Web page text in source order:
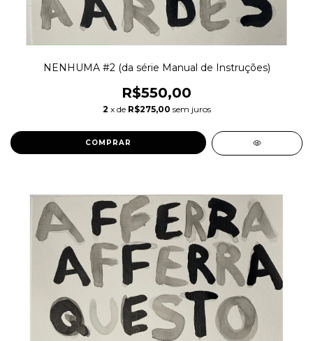
NENHUMA #2 (da série Manual de Instruções)
R$550,00
2 x de R$275,00 sem juros